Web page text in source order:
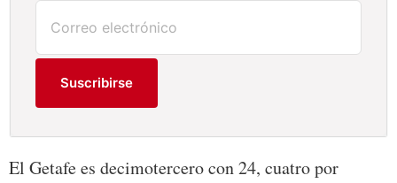
Suscribirse
El Getafe es decimotercero con 24, cuatro por